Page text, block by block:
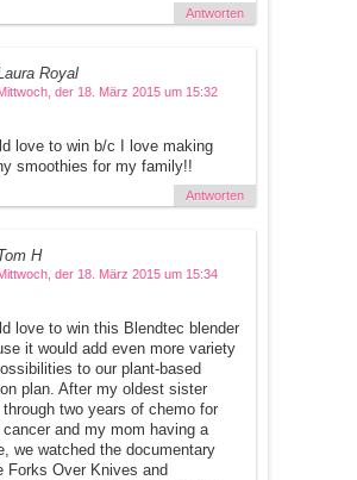
Antworten
Royal
der 18. März 2015 um 15:32
love to win b/c I love making
smoothies for my family!!
Antworten
H
der 18. März 2015 um 15:34
love to win this Blendtec blender
it would add even more variety
to our plant-based
plan. After my oldest sister
through two years of chemo for
cancer and my mom having a
we watched the documentary
Forks Over Knives and